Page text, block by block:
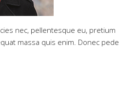
nec, pellentesque eu, pretium
massa quis enim. Donec pede